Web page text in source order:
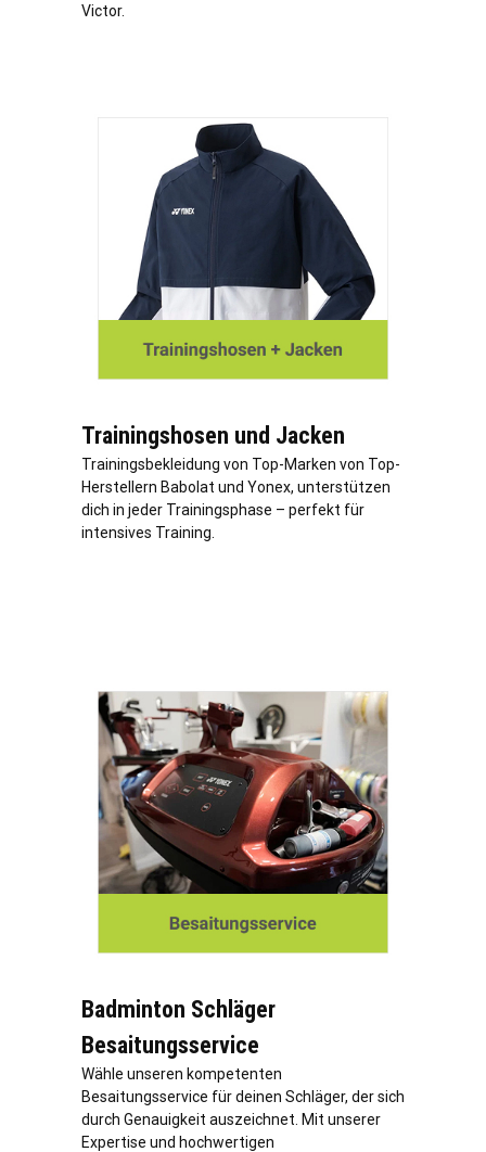
Victor.
Trainingshosen und Jacken
Trainingsbekleidung von Top-Marken von Top-
Herstellern Babolat und Yonex, unterstützen
dich in jeder Trainingsphase – perfekt für
intensives Training.
Badminton Schläger
Besaitungsservice
Wähle unseren kompetenten
Besaitungsservice für deinen Schläger, der sich
durch Genauigkeit auszeichnet. Mit unserer
Expertise und hochwertigen